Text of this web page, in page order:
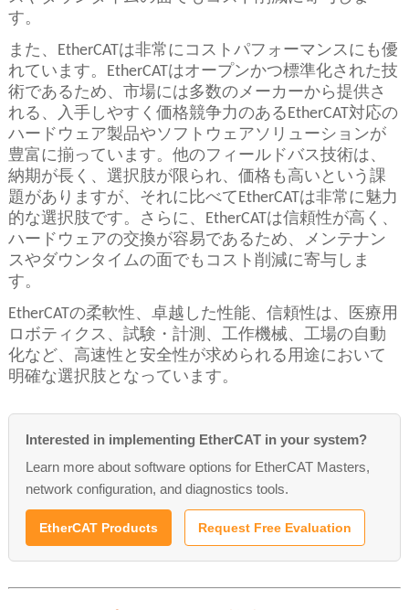
す。
また、EtherCATは非常にコストパフォーマンスにも優
れています。EtherCATはオープンかつ標準化された技
術であるため、市場には多数のメーカーから提供さ
れる、入手しやすく価格競争力のあるEtherCAT対応の
ハードウェア製品やソフトウェアソリューションが
豊富に揃っています。他のフィールドバス技術は、
納期が長く、選択肢が限られ、価格も高いという課
題がありますが、それに比べてEtherCATは非常に魅力
的な選択肢です。さらに、EtherCATは信頼性が高く、
ハードウェアの交換が容易であるため、メンテナン
スやダウンタイムの面でもコスト削減に寄与しま
す。
EtherCATの柔軟性、卓越した性能、信頼性は、医療用
ロボティクス、試験・計測、工作機械、工場の自動
化など、高速性と安全性が求められる用途において
明確な選択肢となっています。
Interested in implementing EtherCAT in your system?
Learn more about software options for EtherCAT Masters,
network configuration, and diagnostics tools.
EtherCAT Products Request Free Evaluation